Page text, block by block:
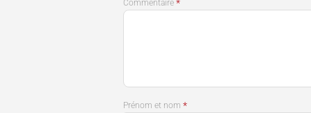
Commentaire*
Prénom et nom*